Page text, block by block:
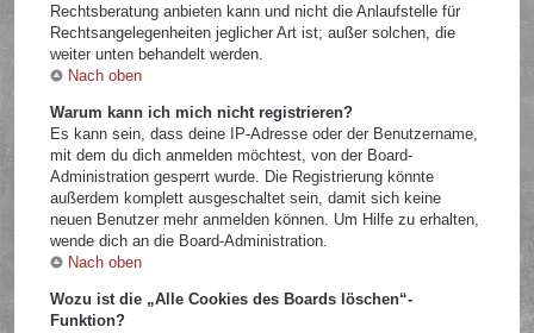
Rechtsberatung anbieten kann und nicht die Anlaufstelle für
Rechtsangelegenheiten jeglicher Art ist; außer solchen, die
weiter unten behandelt werden.
Nach oben
Warum kann ich mich nicht registrieren?
Es kann sein, dass deine IP-Adresse oder der Benutzername,
mit dem du dich anmelden möchtest, von der Board-
Administration gesperrt wurde. Die Registrierung könnte
außerdem komplett ausgeschaltet sein, damit sich keine
neuen Benutzer mehr anmelden können. Um Hilfe zu erhalten,
wende dich an die Board-Administration.
Nach oben
Wozu ist die „Alle Cookies des Boards löschen“-
Funktion?